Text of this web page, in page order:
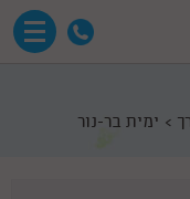
ימית בר-נור